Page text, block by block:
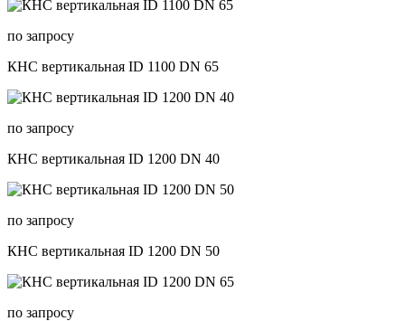
по запросу
КНС вертикальная ID 1100 DN 65
по запросу
КНС вертикальная ID 1200 DN 40
по запросу
КНС вертикальная ID 1200 DN 50
по запросу